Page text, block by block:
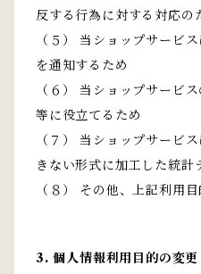
反する行為に対する対応の
（５） 当ショップサービ
を通知するため
（６） 当ショップサービ
等に役立てるため
（７） 当ショップサービ
きない形式に加工した統計
（８） その他、上記利用
3. 個人情報利用目的の変更